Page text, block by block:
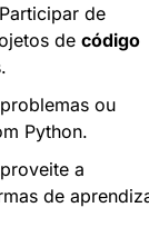
de
de código
ou
Python.
de